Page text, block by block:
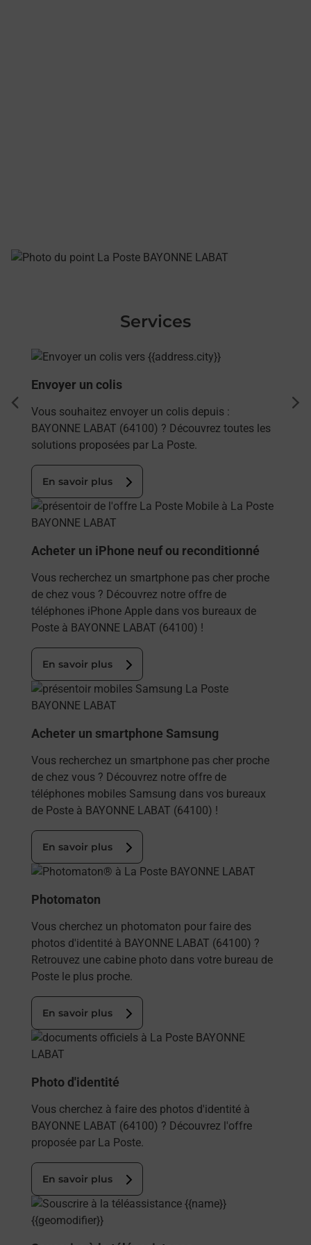
Services
En savoir plus
Envoyer un colis
Vous souhaitez envoyer un colis depuis :
BAYONNE LABAT (64100) ? Découvrez toutes les
solutions proposées par La Poste.
En savoir plus
En savoir plus
Acheter un iPhone neuf ou reconditionné
Vous recherchez un smartphone pas cher proche
de chez vous ? Découvrez notre offre de
téléphones iPhone Apple dans vos bureaux de
Poste à BAYONNE LABAT (64100) !
En savoir plus
En savoir plus
Acheter un smartphone Samsung
Vous recherchez un smartphone pas cher proche
de chez vous ? Découvrez notre offre de
téléphones mobiles Samsung dans vos bureaux
de Poste à BAYONNE LABAT (64100) !
En savoir plus
En savoir plus
Photomaton
Vous cherchez un photomaton pour faire des
photos d'identité à BAYONNE LABAT (64100) ?
Retrouvez une cabine photo dans votre bureau de
Poste le plus proche.
En savoir plus
En savoir plus
Photo d'identité
Vous cherchez à faire des photos d'identité à
BAYONNE LABAT (64100) ? Découvrez l'offre
proposée par La Poste.
En savoir plus
En savoir plus